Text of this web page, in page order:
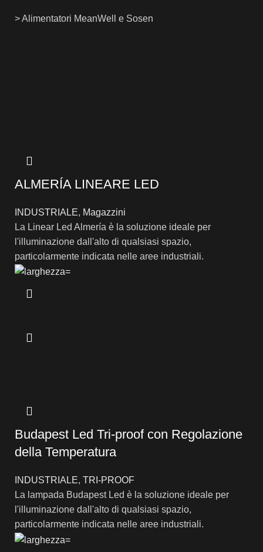
> Alimentatori MeanWell e Sosen
ALMERÍA LINEARE LED
INDUSTRIALE, Magazzini
La Linear Led Almería è la soluzione ideale per
l'illuminazione dall'alto di qualsiasi spazio,
particolarmente indicata nelle aree industriali.
Budapest Led Tri-proof con Regolazione
della Temperatura
INDUSTRIALE, TRI-PROOF
La lampada Budapest Led è la soluzione ideale per
l'illuminazione dall'alto di qualsiasi spazio,
particolarmente indicata nelle aree industriali.